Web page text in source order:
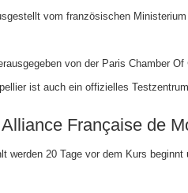
vom französischen
von der Paris Chamber
ist auch ein offizielles
Française de
werden 20 Tage vor dem Kurs